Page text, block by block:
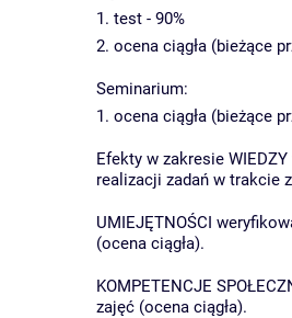
1. test - 90%
2. ocena ciągła (bieżące
Seminarium:
1. ocena ciągła (bieżące
Efekty w zakresie
realizacji zadań w trakcie
UMIEJĘTNOŚCI
(ocena ciągła).
KOMPETENCJE
zajęć (ocena ciągła).